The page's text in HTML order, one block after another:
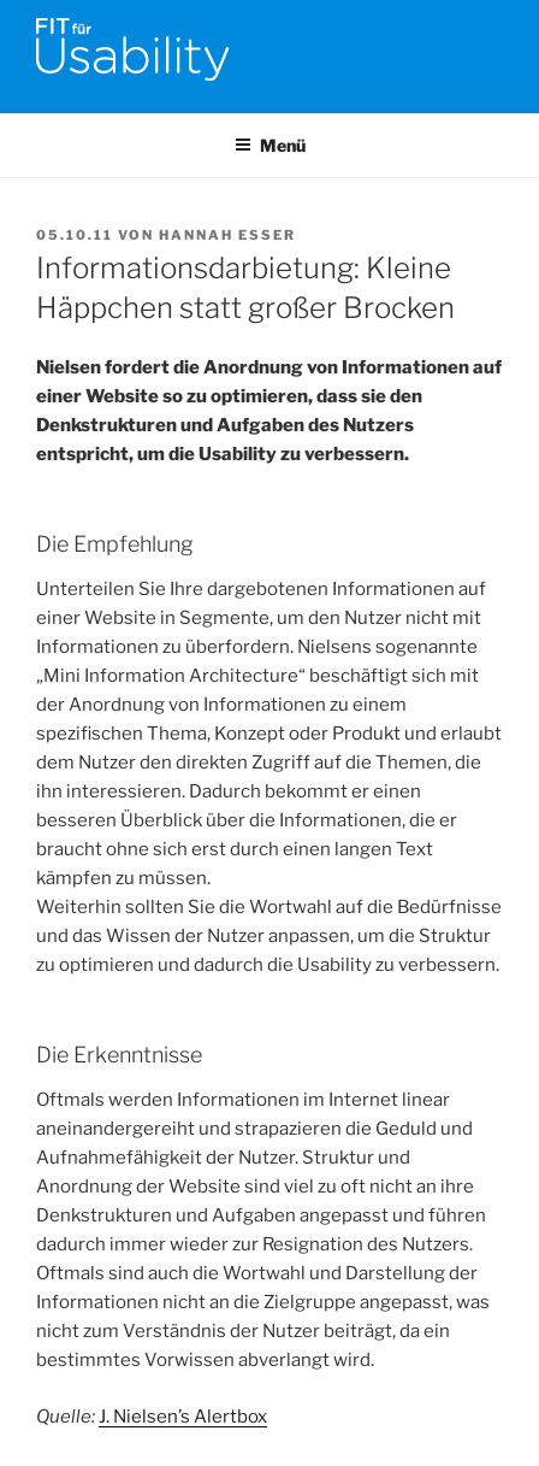
Zum
Inhalt
springen
FIT FÜR USABILITY
Menü
VERÖFFENTLICHT
AM
05.10.11 VON HANNAH ESSER
Informationsdarbietung: Kleine
Häppchen statt großer Brocken
Nielsen fordert die Anordnung von Informationen auf
einer Website so zu optimieren, dass sie den
Denkstrukturen und Aufgaben des Nutzers
entspricht, um die Usability zu verbessern.
Die Empfehlung
Unterteilen Sie Ihre dargebotenen Informationen auf
einer Website in Segmente, um den Nutzer nicht mit
Informationen zu überfordern. Nielsens sogenannte
„Mini Information Architecture“ beschäftigt sich mit
der Anordnung von Informationen zu einem
spezifischen Thema, Konzept oder Produkt und erlaubt
dem Nutzer den direkten Zugriff auf die Themen, die
ihn interessieren. Dadurch bekommt er einen
besseren Überblick über die Informationen, die er
braucht ohne sich erst durch einen langen Text
kämpfen zu müssen.
Weiterhin sollten Sie die Wortwahl auf die Bedürfnisse
und das Wissen der Nutzer anpassen, um die Struktur
zu optimieren und dadurch die Usability zu verbessern.
Die Erkenntnisse
Oftmals werden Informationen im Internet linear
aneinandergereiht und strapazieren die Geduld und
Aufnahmefähigkeit der Nutzer. Struktur und
Anordnung der Website sind viel zu oft nicht an ihre
Denkstrukturen und Aufgaben angepasst und führen
dadurch immer wieder zur Resignation des Nutzers.
Oftmals sind auch die Wortwahl und Darstellung der
Informationen nicht an die Zielgruppe angepasst, was
nicht zum Verständnis der Nutzer beiträgt, da ein
bestimmtes Vorwissen abverlangt wird.
Quelle:J. Nielsen’s Alertbox